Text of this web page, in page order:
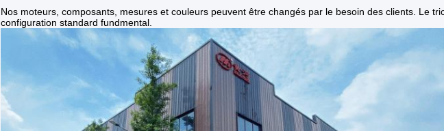
Nos moteurs, composants, mesures et couleurs peuvent être changés par le besoin des clients. Le
configuration standard fundmental.